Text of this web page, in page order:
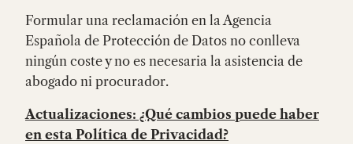
Formular una reclamación en la Agencia
Española de Protección de Datos no conlleva
ningún coste y no es necesaria la asistencia de
abogado ni procurador.
Actualizaciones: ¿Qué cambios puede haber
en esta Política de Privacidad?